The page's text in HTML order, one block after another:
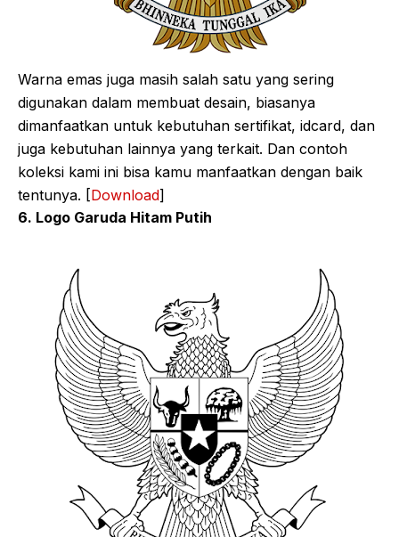
Warna emas juga masih salah satu yang sering
digunakan dalam membuat desain, biasanya
dimanfaatkan untuk kebutuhan sertifikat, idcard, dan
juga kebutuhan lainnya yang terkait. Dan contoh
koleksi kami ini bisa kamu manfaatkan dengan baik
tentunya. [Download]
6. Logo Garuda Hitam Putih